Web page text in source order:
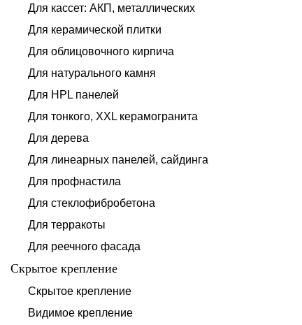
Для кассет: АКП, металлических
Для керамической плитки
Для облицовочного кирпича
Для натурального камня
Для HPL панелей
Для тонкого, XXL керамогранита
Для дерева
Для линеарных панелей, сайдинга
Для профнастила
Для стеклофибробетона
Для терракоты
Для реечного фасада
Скрытое крепление
Скрытое крепление
Видимое крепление
Система для
облицовки
клинкерными
плитками «под